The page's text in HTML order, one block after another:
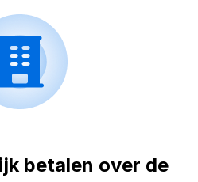
betalen over de